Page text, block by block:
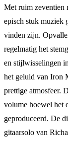
Met ruim zeventien
episch stuk muziek
vinden zijn.
regelmatig het
en stijlwisselingen
het geluid van Iron
prettige atmosfeer.
volume hoewel het
geproduceerd. De
gitaarsolo van